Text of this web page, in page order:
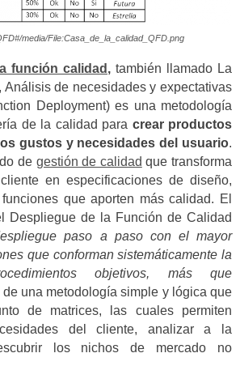
media/File:Casa_de_la_calidad_QFD.png
función calidad , también llamado La
de necesidades y expectativas
Deployment) es una metodología
de la calidad para crear productos
gustos y necesidades del usuario.
de gestión de calidad que transforma
en especificaciones de diseño,
que aporten más calidad. El
Despliegue de la Función de Calidad
paso a paso con el mayor
que conforman sistemáticamente la
objetivos, más que
de una metodología simple y lógica que
de matrices, las cuales permiten
del cliente, analizar a la
los nichos de mercado no